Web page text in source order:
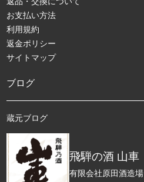
飛騨の酒 山車
有限会社原田酒造場
お支払い方法
利用規約
返金ポリシー
サイトマップ
ブログ
蔵元ブログ